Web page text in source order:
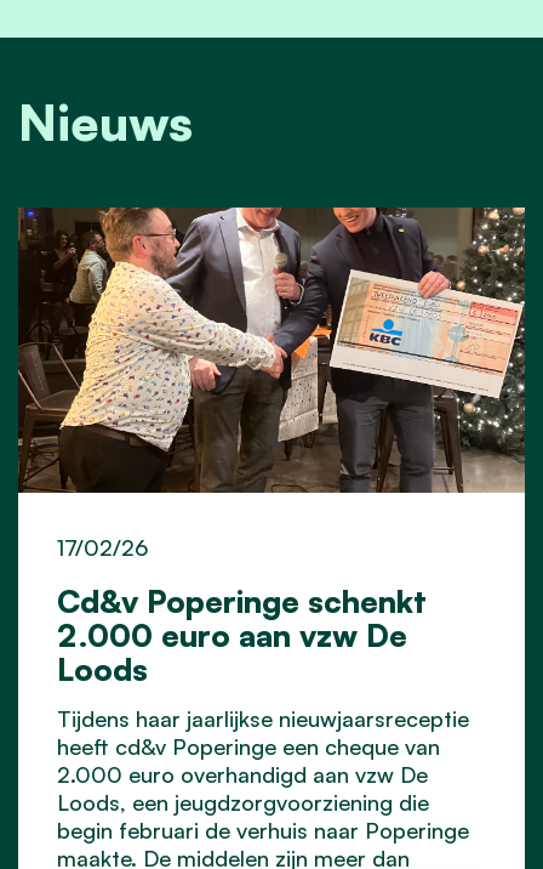
Nieuws
Cd&v Poperinge schenkt
2.000 euro aan vzw De
Loods
17/02/26
Tijdens haar jaarlijkse nieuwjaarsreceptie
heeft cd&v Poperinge een cheque van
2.000 euro overhandigd aan vzw De
Loods, een jeugdzorgvoorziening die
begin februari de verhuis naar Poperinge
maakte. De middelen zijn meer dan